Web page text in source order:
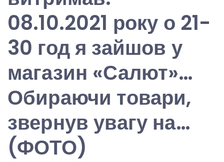
08.10.2021 року о 21-
30 год я зайшов у
магазин «Салют»…
Обираючи товари,
звернув увагу на…
(ФОТО)